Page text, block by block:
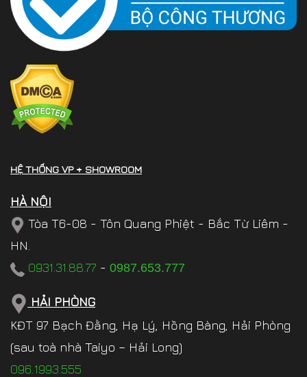
HỆ THỐNG VP + SHOWROOM
HÀ NỘI
Tòa T6-08 - Tôn Quang Phiệt - Bắc Từ Liêm -
HN.
0931.31.88.77 - 0987.653.777
HẢI PHÒNG
KĐT 97 Bạch Đằng, Hạ Lý, Hồng Bàng, Hải Phòng
(sau toà nhà Taiyo – Hải Long)
096.1993.555